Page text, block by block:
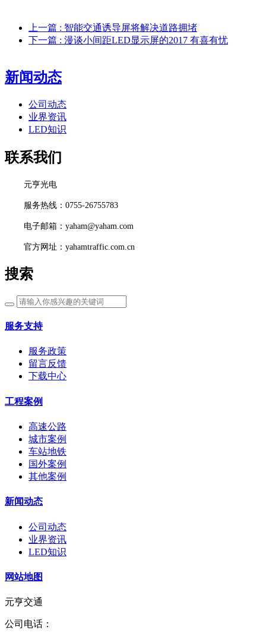
上一篇 : 智能交通诱导屏将解决道路拥堵
下一篇 : 漫谈小间距LED显示屏的2017 有喜有忧
新闻动态
公司动态
业界资讯
LED知识
联系我们
元亨光电
服务热线：0755-26755783
电子邮箱：yaham@yaham.com
官方网址：yahamtraffic.com.cn
搜索
服务支持
服务政策
留言反馈
下载中心
工程案例
高速公路
城市案例
车站地铁
国外案例
其他案例
新闻动态
公司动态
业界资讯
LED知识
网站地图
元亨交通
公司电话：